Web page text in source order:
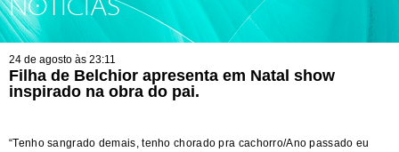
NOTÍCIAS
24 de agosto às 23:11
Filha de Belchior apresenta em Natal show
inspirado na obra do pai.
“Tenho sangrado demais, tenho chorado pra cachorro/Ano passado eu